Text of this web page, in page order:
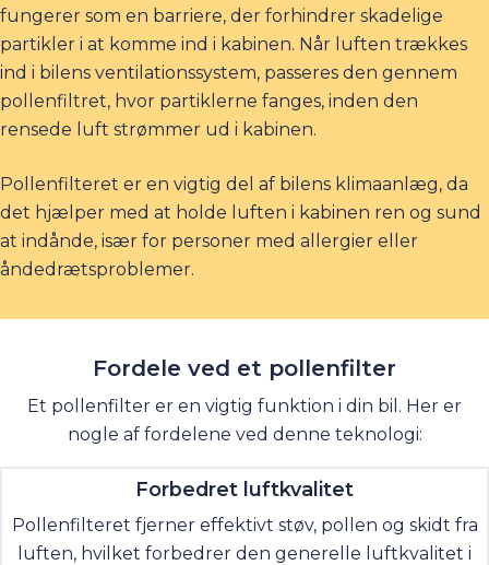
fungerer som en barriere, der forhindrer skadelige
partikler i at komme ind i kabinen. Når luften trækkes
ind i bilens ventilationssystem, passeres den gennem
pollenfiltret, hvor partiklerne fanges, inden den
rensede luft strømmer ud i kabinen.
Pollenfilteret er en vigtig del af bilens klimaanlæg, da
det hjælper med at holde luften i kabinen ren og sund
at indånde, især for personer med allergier eller
åndedrætsproblemer.
Fordele ved et pollenfilter
Et pollenfilter er en vigtig funktion i din bil. Her er
nogle af fordelene ved denne teknologi:
Forbedret luftkvalitet
Pollenfilteret fjerner effektivt støv, pollen og skidt fra
luften, hvilket forbedrer den generelle luftkvalitet i